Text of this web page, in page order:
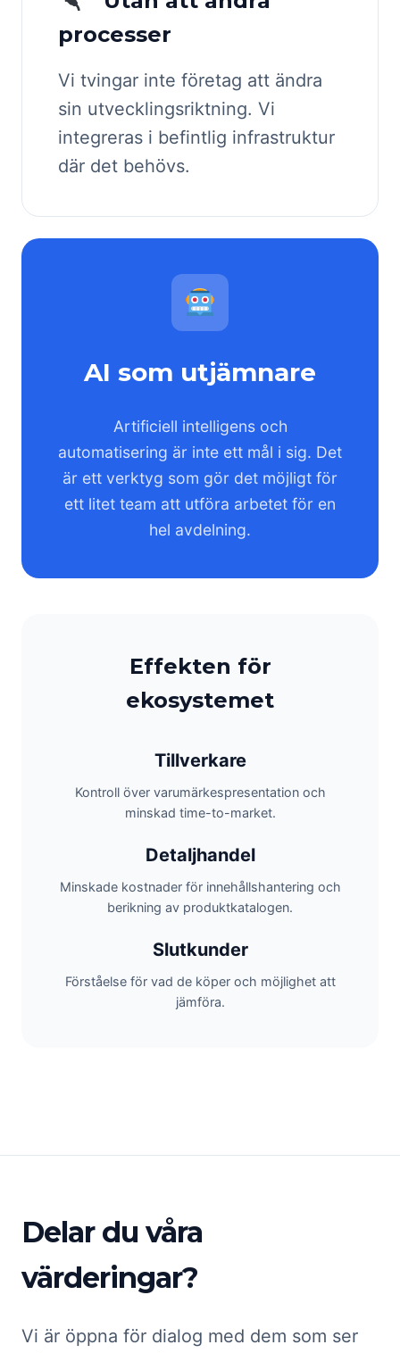
processer
Vi tvingar inte företag att ändra
sin utvecklingsriktning. Vi
integreras i befintlig infrastruktur
där det behövs.
AI som utjämnare
Artificiell intelligens och
automatisering är inte ett mål i sig. Det
är ett verktyg som gör det möjligt för
ett litet team att utföra arbetet för en
hel avdelning.
Effekten för
ekosystemet
Tillverkare
Kontroll över varumärkespresentation och
minskad time-to-market.
Detaljhandel
Minskade kostnader för innehållshantering och
berikning av produktkatalogen.
Slutkunder
Förståelse för vad de köper och möjlighet att
jämföra.
Delar du våra
värderingar?
Vi är öppna för dialog med dem som ser